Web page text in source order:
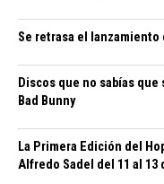
Se retrasa el
Discos que no sabías
Bad Bunny
La Primera Edición del
Alfredo Sadel del 11 al 13